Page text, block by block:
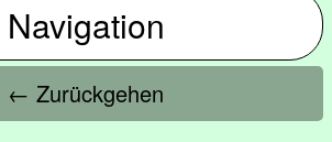
Navigation
← Zurückgehen